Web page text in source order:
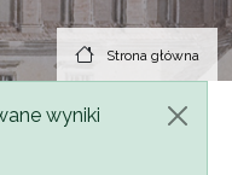
Strona główna
wyniki